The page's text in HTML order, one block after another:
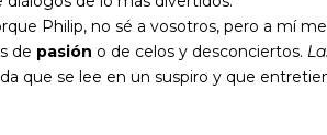
Philip, no sé a vosotros, pero a mí me
de pasión o de celos y desconciertos.
que se lee en un suspiro y que